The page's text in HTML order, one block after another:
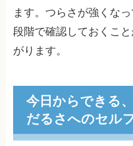
ます。つらさが強くな
段階で確認しておくこ
がります。
今日からできる
だるさへのセル